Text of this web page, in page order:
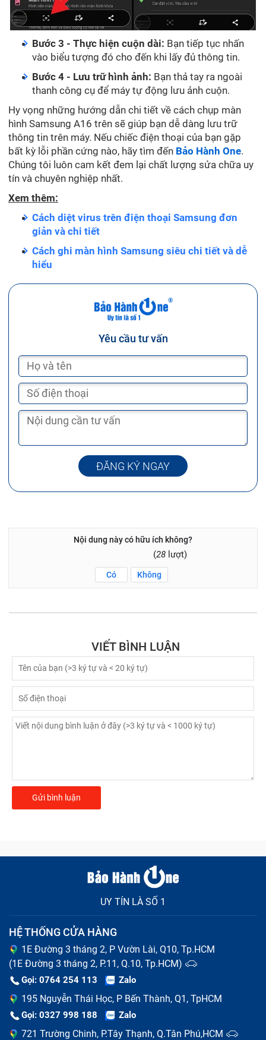
Bước 3 - Thực hiện cuộn dài: Bạn tiếp tục nhấn
vào biểu tượng đó cho đến khi lấy đủ thông tin.
Bước 4 - Lưu trữ hình ảnh: Bạn thả tay ra ngoài
thanh công cụ để máy tự động lưu ảnh cuộn.
Hy vọng những hướng dẫn chi tiết về cách chụp màn
hình Samsung A16 trên sẽ giúp bạn dễ dàng lưu trữ
thông tin trên máy. Nếu chiếc điện thoại của bạn gặp
bất kỳ lỗi phần cứng nào, hãy tìm đến Bảo Hành One.
Chúng tôi luôn cam kết đem lại chất lượng sửa chữa uy
tín và chuyên nghiệp nhất.
Xem thêm:
Cách diệt virus trên điện thoại Samsung đơn
giản và chi tiết
Cách ghi màn hình Samsung siêu chi tiết và dễ
hiểu
Yêu cầu tư vấn
ĐĂNG KÝ NGAY
Nội dung này có hữu ích không?
(28 lượt)
Có Không
VIẾT BÌNH LUẬN
UY TÍN LÀ SỐ 1
HỆ THỐNG CỬA HÀNG
1E Đường 3 tháng 2, P Vườn Lài, Q10, Tp.HCM
(1E Đường 3 tháng 2, P.11, Q.10, Tp.HCM)
Gọi: 0764 254 113 Zalo
195 Nguyễn Thái Học, P Bến Thành, Q1, TpHCM
Gọi: 0327 998 188 Zalo
721 Trường Chinh, P.Tây Thạnh, Q.Tân Phú,HCM